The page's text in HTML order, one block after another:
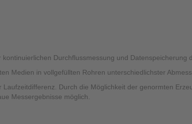
/ Multiplexer
Durchflussmessung und Datenspeicherung
Medien in vollgefüllten Rohren unterschiedlichster
Durch die Möglichkeit der genormten
Messergebnisse möglich.